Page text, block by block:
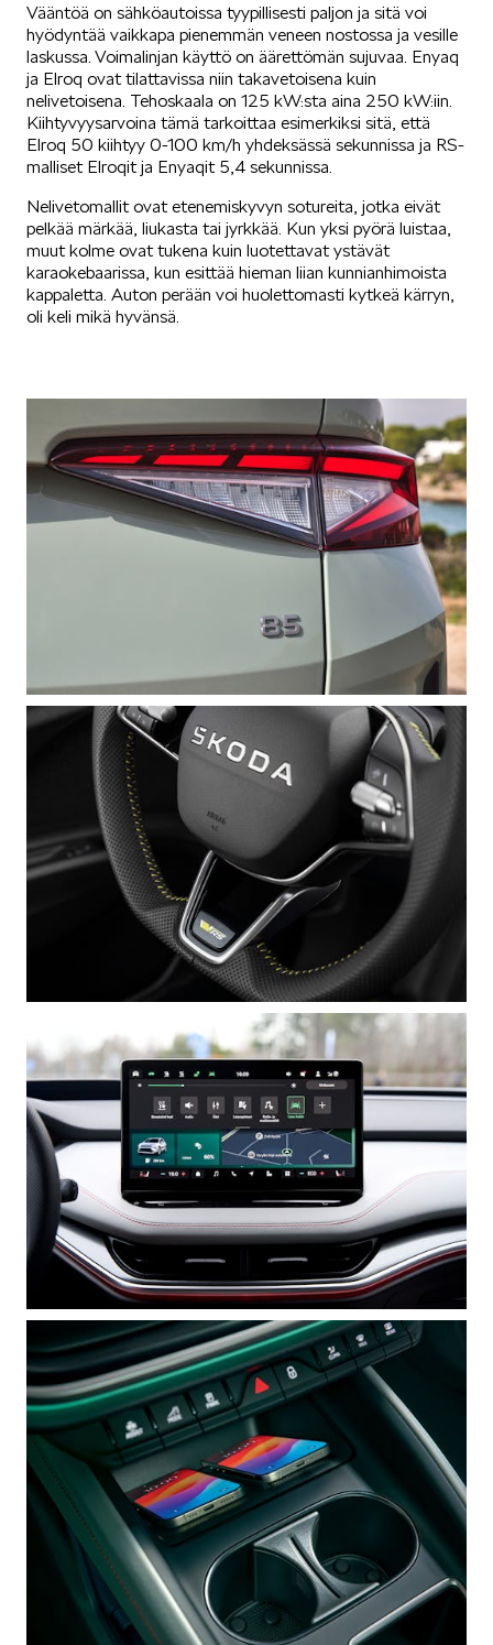
ŠKODA MEDIASSA
SPONSOROINTI & YHTEISTYÖ
KLASSIKOT
Mallit
FABIA
OCTAVIA
SCALA
KAMIQ
KAROQ
Vääntöä on sähköautoissa tyypillisesti paljon ja sitä voi
hyödyntää vaikkapa pienemmän veneen nostossa ja vesille
laskussa. Voimalinjan käyttö on äärettömän sujuvaa. Enyaq
ja Elroq ovat tilattavissa niin takavetoisena kuin
nelivetoisena. Tehoskaala on 125 kW:sta aina 250 kW:iin.
Kiihtyvyysarvoina tämä tarkoittaa esimerkiksi sitä, että
Elroq 50 kiihtyy 0-100 km/h yhdeksässä sekunnissa ja RS-
malliset Elroqit ja Enyaqit 5,4 sekunnissa.
Nelivetomallit ovat etenemiskyvyn sotureita, jotka eivät
pelkää märkää, liukasta tai jyrkkää. Kun yksi pyörä luistaa,
muut kolme ovat tukena kuin luotettavat ystävät
karaokebaarissa, kun esittää hieman liian kunnianhimoista
kappaletta. Auton perään voi huolettomasti kytkeä kärryn,
oli keli mikä hyvänsä.